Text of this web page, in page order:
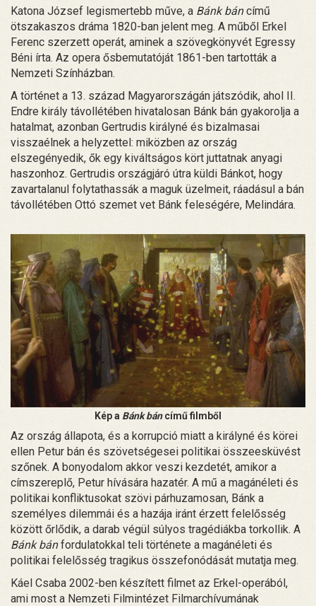
Katona József legismertebb műve, a Bánk báncímű
ötszakaszos dráma 1820-ban jelent meg. A műből Erkel
Ferenc szerzett operát, aminek a szövegkönyvét Egressy
Béni írta. Az opera ősbemutatóját 1861-ben tartották a
Nemzeti Színházban.
A történet a 13. század Magyarországán játszódik, ahol II.
Endre király távollétében hivatalosan Bánk bán gyakorolja a
hatalmat, azonban Gertrudis királyné és bizalmasai
visszaélnek a helyzettel: miközben az ország
elszegényedik, ők egy kiváltságos kört juttatnak anyagi
haszonhoz. Gertrudis országjáró útra küldi Bánkot, hogy
zavartalanul folytathassák a maguk üzelmeit, ráadásul a bán
távollétében Ottó szemet vet Bánk feleségére, Melindára.
Kép a Bánk báncímű filmből
Az ország állapota, és a korrupció miatt a királyné és körei
ellen Petur bán és szövetségesei politikai összeesküvést
szőnek. A bonyodalom akkor veszi kezdetét, amikor a
címszereplő, Petur hívására hazatér. A mű a magánéleti és
politikai konfliktusokat szövi párhuzamosan, Bánk a
személyes dilemmái és a hazája iránt érzett felelősség
között őrlődik, a darab végül súlyos tragédiákba torkollik. A
Bánk bánfordulatokkal teli története a magánéleti és
politikai felelősség tragikus összefonódását mutatja meg.
Káel Csaba 2002-ben készített filmet az Erkel-operából,
ami most a Nemzeti Filmintézet Filmarchívumának